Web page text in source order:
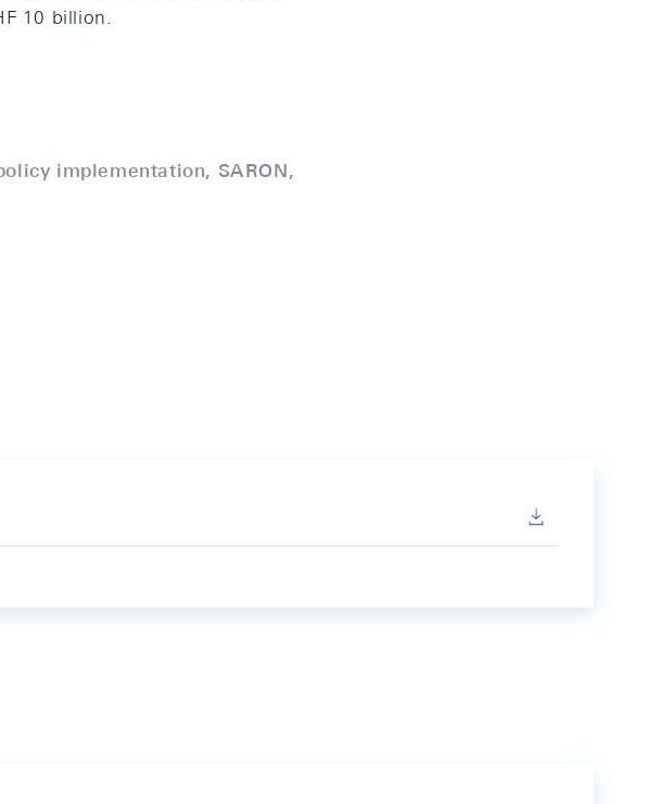
10 billion.
implementation, SARON,